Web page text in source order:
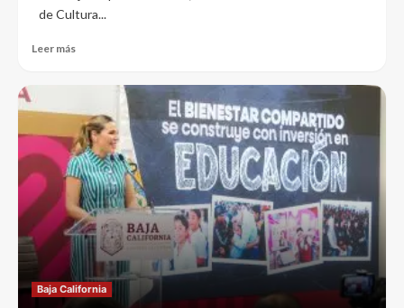
de Cultura...
Leer más
Baja California